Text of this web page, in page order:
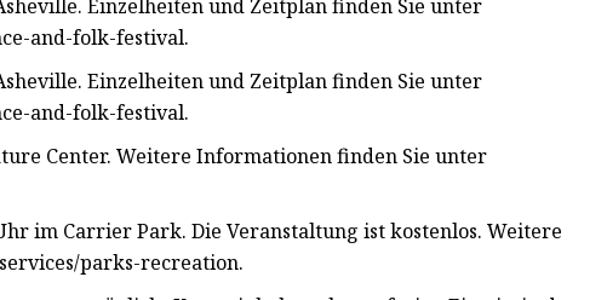
Einzelheiten und Zeitplan finden Sie unter
and-folk-festival.
Einzelheiten und Zeitplan finden Sie unter
and-folk-festival.
Center. Weitere Informationen finden Sie unter
im Carrier Park. Die Veranstaltung ist kostenlos. Weitere
parks-recreation.